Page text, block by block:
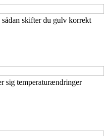
skifter du gulv korrekt
sig temperaturændringer